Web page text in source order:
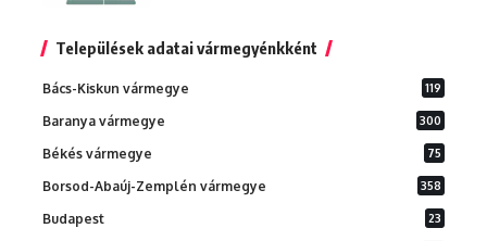
Települések adatai vármegyénkként
Bács-Kiskun vármegye 119
Baranya vármegye 300
Békés vármegye 75
Borsod-Abaúj-Zemplén vármegye 358
Budapest 23